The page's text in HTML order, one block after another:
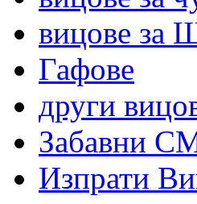
вицове за
Гафове
други
Забавни
Изпрати